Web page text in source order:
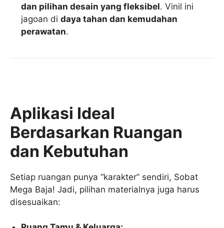
dan pilihan desain yang fleksibel. Vinil ini
jagoan didaya tahan dan kemudahan
perawatan.
Aplikasi Ideal
Berdasarkan Ruangan
dan Kebutuhan
Setiap ruangan punya “karakter” sendiri, Sobat
Mega Baja! Jadi, pilihan materialnya juga harus
disesuaikan: